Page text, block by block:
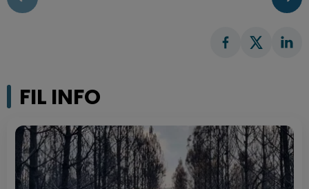
FIL INFO